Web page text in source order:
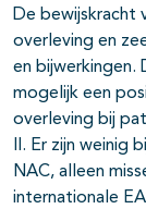
De bewijskracht
overleving en
en bijwerkingen.
mogelijk een
overleving bij
II. Er zijn weinig
NAC, alleen
internationale